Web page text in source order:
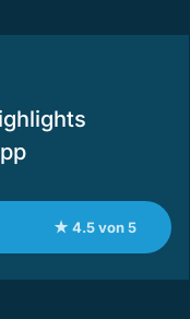
★ 4.5 von 5